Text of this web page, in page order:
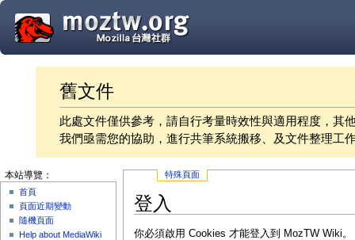
舊文件
此處文件僅供參考，請自行考量時效性與適用程度，其
我們亟需您的協助，進行共筆系統搬移、及文件整理工
特殊頁面
登入
你必須啟用 Cookies 才能登入到 MozTW Wiki。
本站導覽：
首頁
頁面近期變動
隨機頁面
Help about MediaWiki